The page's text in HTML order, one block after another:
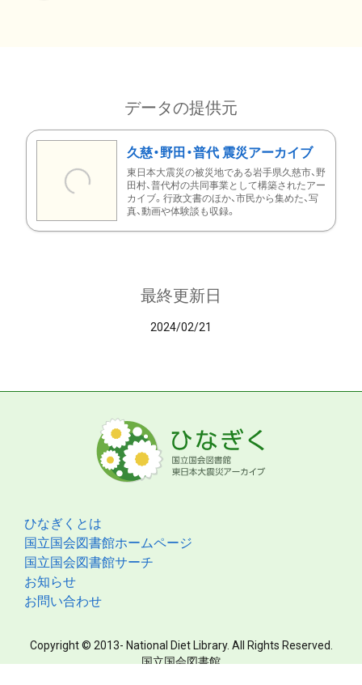
データの提供元
久慈・野田・普代 震災アーカイブ
東日本大震災の被災地である岩手県久慈市、野
田村、普代村の共同事業として構築されたアー
カイブ。行政文書のほか、市民から集めた、写
真、動画や体験談も収録。
最終更新日
2024/02/21
ひなぎくとは
国立国会図書館ホームページ
国立国会図書館サーチ
お知らせ
お問い合わせ
Copyright © 2013- National Diet Library. All Rights Reserved.